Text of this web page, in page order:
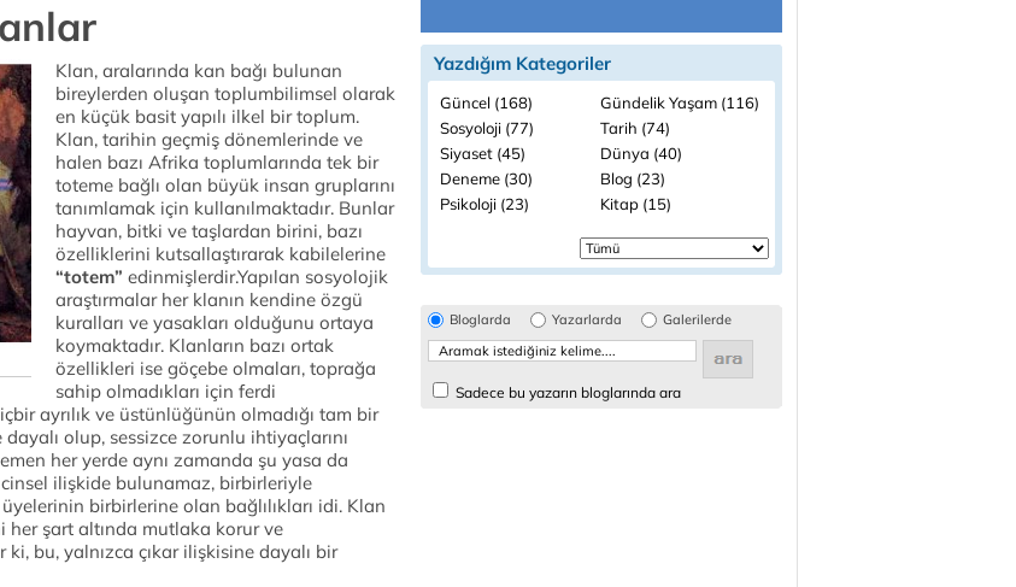
Klan, aralarında kan bağı bulunan
bireylerden oluşan toplumbilimsel olarak
en küçük basit yapılı ilkel bir toplum.
Klan, tarihin geçmiş dönemlerinde ve
halen bazı Afrika toplumlarında tek bir
toteme bağlı olan büyük insan gruplarını
tanımlamak için kullanılmaktadır. Bunlar
hayvan, bitki ve taşlardan birini, bazı
özelliklerini kutsallaştırarak kabilelerine
“totem” edinmişlerdir.Yapılan sosyolojik
araştırmalar her klanın kendine özgü
kuralları ve yasakları olduğunu ortaya
koymaktadır. Klanların bazı ortak
özellikleri ise göçebe olmaları, toprağa
sahip olmadıkları için ferdi
ayrılık ve üstünlüğünün olmadığı tam bir
olup, sessizce zorunlu ihtiyaçlarını
her yerde aynı zamanda şu yasa da
ilişkide bulunamaz, birbirleriyle
birbirlerine olan bağlılıkları idi. Klan
her şart altında mutlaka korur ve
bu, yalnızca çıkar ilişkisine dayalı bir
Yazdığım Kategoriler
Güncel (168)
Gündelik Yaşam (116)
Sosyoloji (77)
Tarih (74)
Siyaset (45)
Dünya (40)
Deneme (30)
Blog (23)
Psikoloji (23)
Kitap (15)
Bloglarda Yazarlarda Galerilerde
Sadece bu yazarın bloglarında ara